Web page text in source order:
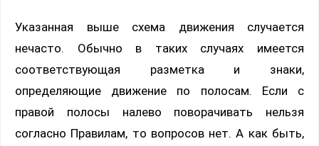
Указанная выше схема движения случается
нечасто. Обычно в таких случаях имеется
соответствующая разметка и знаки,
определяющие движение по полосам. Если с
правой полосы налево поворачивать нельзя
согласно Правилам, то вопросов нет. А как быть,